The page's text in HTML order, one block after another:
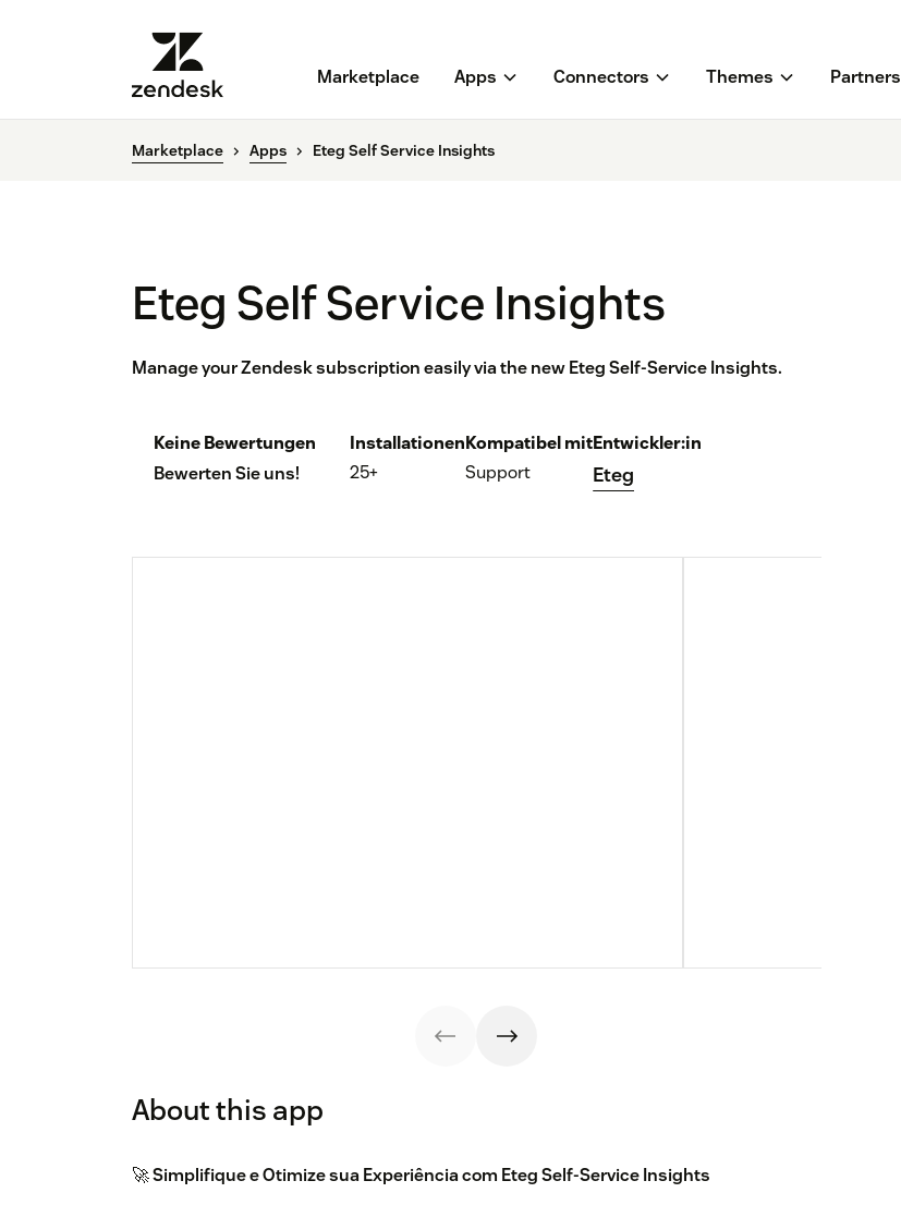
Marketplace Apps Connectors Themes Partners
Marketplace Apps Eteg Self Service Insights
Eteg Self Service Insights
Manage your Zendesk subscription easily via the new Eteg Self-Service Insights.
Keine Bewertungen
Bewerten Sie uns!
Installationen
25+
Kompatibel mit
Support
Entwickler:in
Eteg
About this app
🚀Simplifique e Otimize sua Experiência com Eteg Self-Service Insights